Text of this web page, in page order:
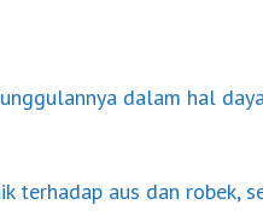
dalam hal
terhadap aus dan robek,